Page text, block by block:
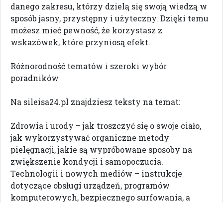
danego zakresu, którzy dzielą się swoją wiedzą w
sposób jasny, przystępny i użyteczny. Dzięki temu
możesz mieć pewność, że korzystasz z
wskazówek, które przyniosą efekt.
Różnorodność tematów i szeroki wybór
poradników
Na sileisa24.pl znajdziesz teksty na temat:
Zdrowia i urody – jak troszczyć się o swoje ciało,
jak wykorzystywać organiczne metody
pielęgnacji, jakie są wypróbowane sposoby na
zwiększenie kondycji i samopoczucia.
Technologii i nowych mediów – instrukcje
dotyczące obsługi urządzeń, programów
komputerowych, bezpiecznego surfowania, a